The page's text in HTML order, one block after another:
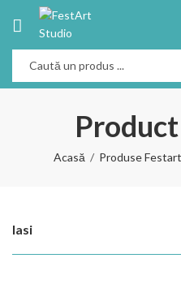
Acasă Produse Festart
Iasi